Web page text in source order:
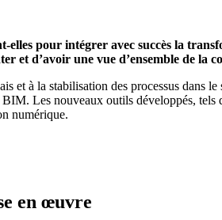
pour intégrer avec succès la
et d’avoir une vue d’ensemble de la
et à la stabilisation des processus dans
Les nouveaux outils développés, tels
numérique.
en œuvre